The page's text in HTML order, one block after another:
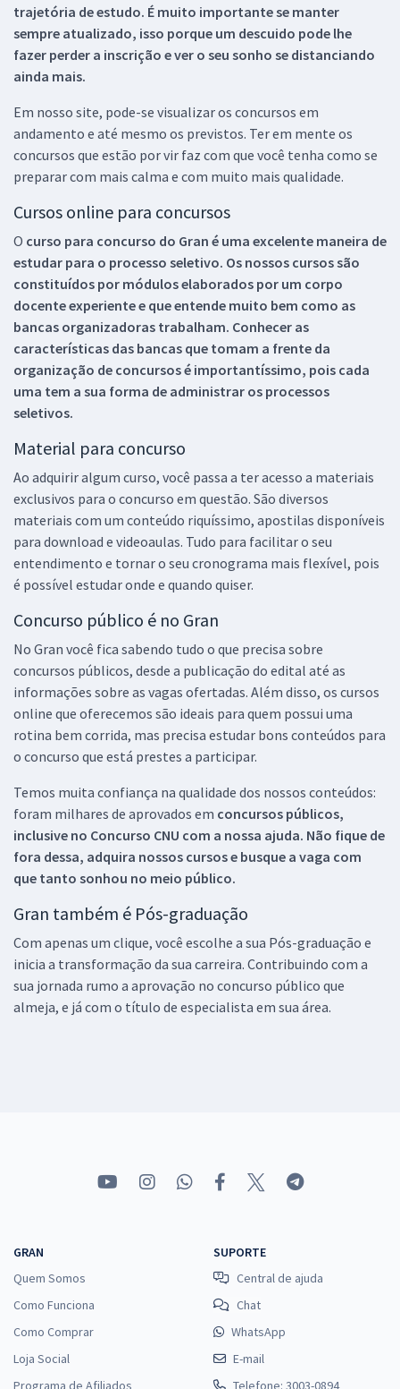
trajetória de estudo. É muito importante se manter
sempre atualizado, isso porque um descuido pode lhe
fazer perder a inscrição e ver o seu sonho se distanciando
ainda mais.
Em nosso site, pode-se visualizar os concursos em
andamento e até mesmo os previstos. Ter em mente os
concursos que estão por vir faz com que você tenha como se
preparar com mais calma e com muito mais qualidade.
Cursos online para concursos
O curso para concurso do Gran é uma excelente maneira de
estudar para o processo seletivo. Os nossos cursos são
constituídos por módulos elaborados por um corpo
docente experiente e que entende muito bem como as
bancas organizadoras trabalham. Conhecer as
características das bancas que tomam a frente da
organização de concursos é importantíssimo, pois cada
uma tem a sua forma de administrar os processos
seletivos.
Material para concurso
Ao adquirir algum curso, você passa a ter acesso a materiais
exclusivos para o concurso em questão. São diversos
materiais com um conteúdo riquíssimo, apostilas disponíveis
para download e videoaulas. Tudo para facilitar o seu
entendimento e tornar o seu cronograma mais flexível, pois
é possível estudar onde e quando quiser.
Concurso público é no Gran
No Gran você fica sabendo tudo o que precisa sobre
concursos públicos, desde a publicação do edital até as
informações sobre as vagas ofertadas. Além disso, os cursos
online que oferecemos são ideais para quem possui uma
rotina bem corrida, mas precisa estudar bons conteúdos para
o concurso que está prestes a participar.
Temos muita confiança na qualidade dos nossos conteúdos:
foram milhares de aprovados em concursos públicos,
inclusive no Concurso CNU com a nossa ajuda. Não fique de
fora dessa, adquira nossos cursos e busque a vaga com
que tanto sonhou no meio público.
Gran também é Pós-graduação
Com apenas um clique, você escolhe a sua Pós-graduação e
inicia a transformação da sua carreira. Contribuindo com a
sua jornada rumo a aprovação no concurso público que
almeja, e já com o título de especialista em sua área.
GRAN
Quem Somos
Como Funciona
Como Comprar
Loja Social
Programa de Afiliados
SUPORTE
Central de ajuda
Chat
WhatsApp
E-mail
Telefone: 3003-0894